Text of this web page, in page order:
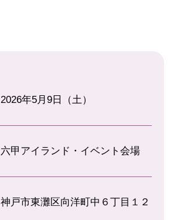
2026年5月9日（土）
六甲アイランド・イベント会場
神戸市東灘区向洋町中６丁目１２